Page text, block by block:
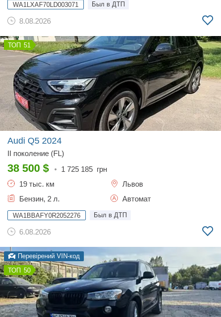
WA1LXAF70LD003071 Был в ДТП
8.08.2026
51
Audi Q5 2024
II поколение (FL)
38 500 $ • 1 725 185 грн
19 тыс. км
Львов
Бензин, 2 л.
Автомат
WA1BBAFY0R2052276 Был в ДТП
6.08.2026
Перевірений VIN-код
50